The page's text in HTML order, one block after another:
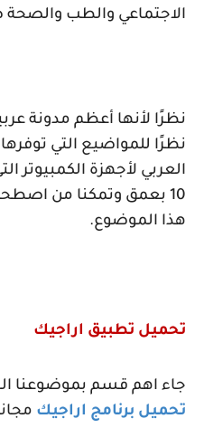
الاجتماعي والطب
نظرًا لأنها أعظم مدونة
نظرًا للمواضيع التي
العربي لأجهزة الكمبيوتر
10 بعمق وتمكنا من
هذا الموضوع.
تحميل تطبيق اراجيك
جاء اهم قسم بموضوعنا
تحميل برنامج اراجيك